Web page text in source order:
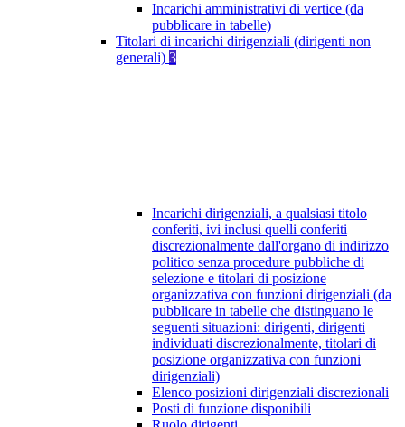
Incarichi amministrativi di vertice (da
pubblicare in tabelle)
Titolari di incarichi dirigenziali (dirigenti non
generali) 3
Incarichi dirigenziali, a qualsiasi titolo
conferiti, ivi inclusi quelli conferiti
discrezionalmente dall'organo di indirizzo
politico senza procedure pubbliche di
selezione e titolari di posizione
organizzativa con funzioni dirigenziali (da
pubblicare in tabelle che distinguano le
seguenti situazioni: dirigenti, dirigenti
individuati discrezionalmente, titolari di
posizione organizzativa con funzioni
dirigenziali)
Elenco posizioni dirigenziali discrezionali
Posti di funzione disponibili